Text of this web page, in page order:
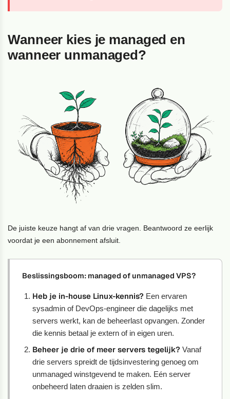
Wanneer kies je managed en
wanneer unmanaged?
De juiste keuze hangt af van drie vragen. Beantwoord ze eerlijk
voordat je een abonnement afsluit.
Beslissingsboom: managed of unmanaged VPS?
Heb je in-house Linux-kennis? Een ervaren
sysadmin of DevOps-engineer die dagelijks met
servers werkt, kan de beheerlast opvangen. Zonder
die kennis betaal je extern of in eigen uren.
Beheer je drie of meer servers tegelijk? Vanaf
drie servers spreidt de tijdsinvestering genoeg om
unmanaged winstgevend te maken. Eén server
onbeheerd laten draaien is zelden slim.